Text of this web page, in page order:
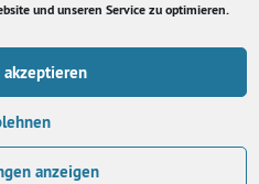
und unseren Service zu optimieren.
akzeptieren
anzeigen